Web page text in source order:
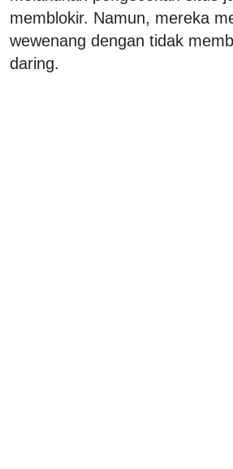
memblokir. Namun, mereka
wewenang dengan tidak
daring.